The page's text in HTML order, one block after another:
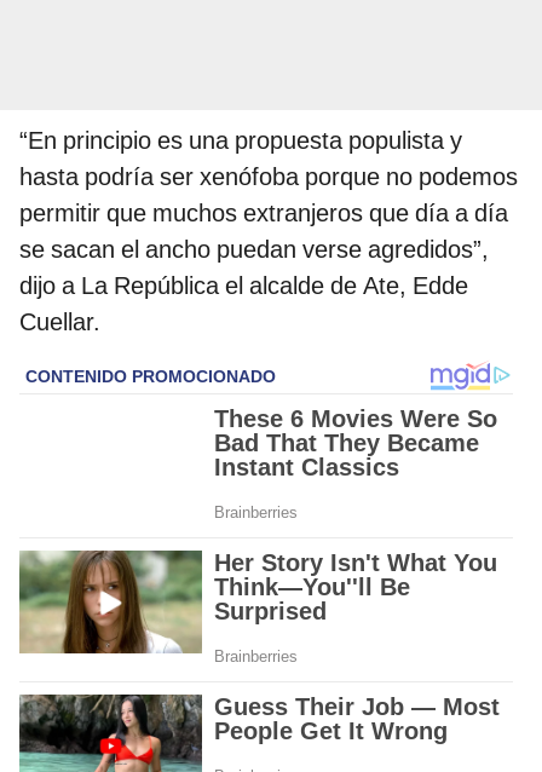
“En principio es una propuesta populista y
hasta podría ser xenófoba porque no podemos
permitir que muchos extranjeros que día a día
se sacan el ancho puedan verse agredidos”,
dijo a La República el alcalde de Ate, Edde
Cuellar.